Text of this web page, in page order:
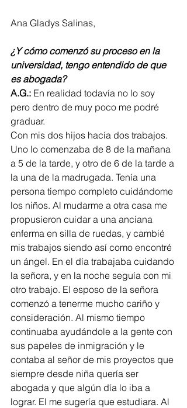
Ana Gladys Salinas,
¿Y cómo comenzó su proceso en la
universidad, tengo entendido de que
es abogada?
A.G.: En realidad todavía no lo soy
pero dentro de muy poco me podré
graduar.
Con mis dos hijos hacía dos trabajos.
Uno lo comenzaba de 8 de la mañana
a 5 de la tarde, y otro de 6 de la tarde a
la una de la madrugada. Tenía una
persona tiempo completo cuidándome
los niños. Al mudarme a otra casa me
propusieron cuidar a una anciana
enferma en silla de ruedas, y cambié
mis trabajos siendo así como encontré
un ángel. En el día trabajaba cuidando
la señora, y en la noche seguía con mi
otro trabajo. El esposo de la señora
comenzó a tenerme mucho cariño y
consideración. Al mismo tiempo
continuaba ayudándole a la gente con
sus papeles de inmigración y le
contaba al señor de mis proyectos que
siempre desde niña quería ser
abogada y que algún día lo iba a
lograr. El me sugería que estudiara. Al